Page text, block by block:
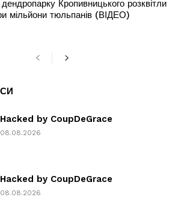
Кропивницького розквітли
мільйони тюльпанів (ВІДЕО)
Hacked by CoupDeGrace
08.08.2026
Hacked by CoupDeGrace
08.08.2026